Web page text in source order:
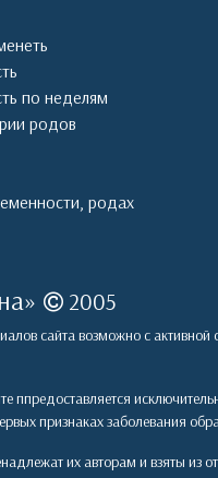
по неделям
родов
родах
» 2005
сайта возможно с активной
ппредоставляется
признаках заболевания
их авторам и взяты из